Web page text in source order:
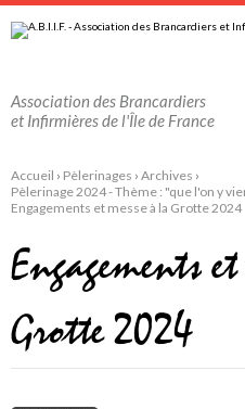
au
contenu.
navigation
personnels
Association des Brancardiers
et Infirmières de l'Île de France
Accueil › Pèlerinages › Archives ›
Pèlerinage 2024 - Thème : "que l'on y
Engagements et messe à la Grotte 2024
Engagements
Grotte 2024